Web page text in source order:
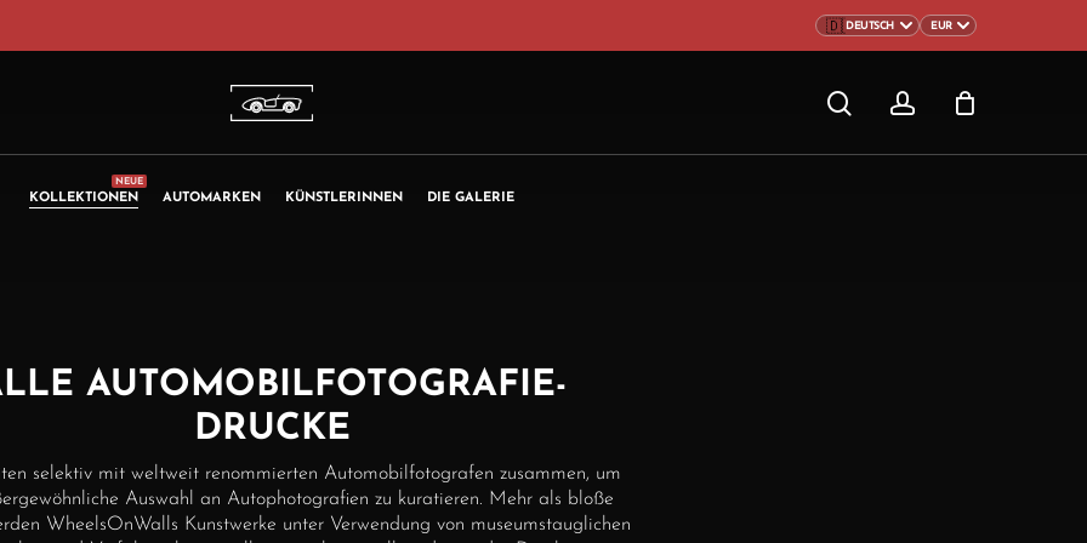
KOLLEKTIONEN
NEUE
AUTOMARKEN KÜNSTLERINNEN DIE GALERIE
CART
CLOSE
AUTOMOBILFOTOGRAFIE-
DRUCKE
selektiv mit weltweit renommierten Automobilfotografen zusammen, um
Auswahl an Autophotografien zu kuratieren. Mehr als bloße
WheelsOnWalls Kunstwerke unter Verwendung von museumstauglichen